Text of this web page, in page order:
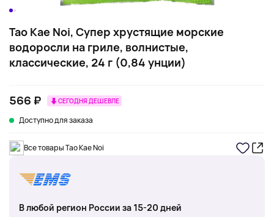
Tao Kae Noi, Супер хрустящие морские
водоросли на гриле, волнистые,
классические, 24 г (0,84 унции)
566 ₽ СЕГОДНЯ ДЕШЕВЛЕ
Доступно для заказа
Все товары Tao Kae Noi
В любой регион России за 15-20 дней